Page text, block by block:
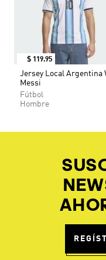
$ 119.95
Jersey Local Argentina
Messi
Fútbol
Hombre